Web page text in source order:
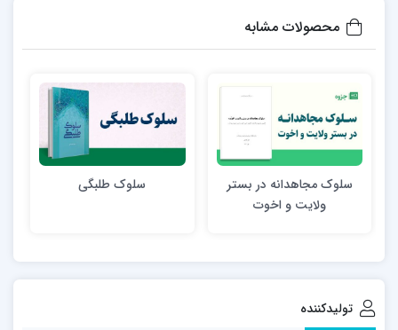
محصولات مشابه
سلوک مجاهدانه در بستر
ولایت و اخوت
سلوک طلبگی
تولیدکننده